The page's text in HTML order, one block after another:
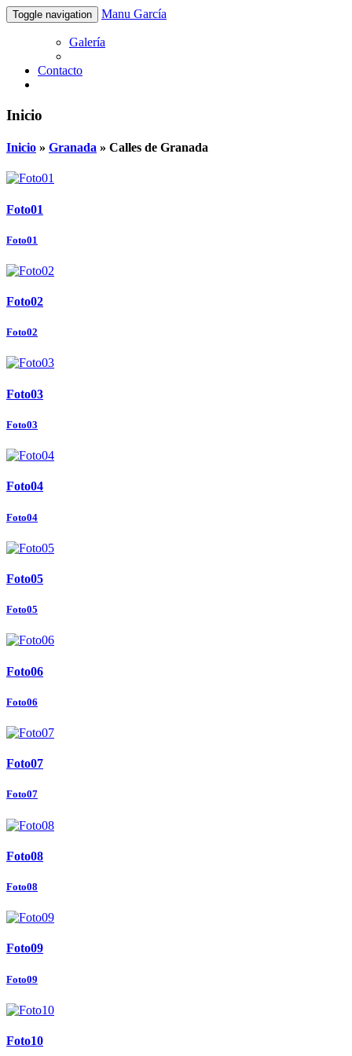
Toggle navigation Manu García
Galería
Contacto
Inicio
Inicio » Granada » Calles de Granada
Foto01
Foto01
Foto02
Foto02
Foto03
Foto03
Foto04
Foto04
Foto05
Foto05
Foto06
Foto06
Foto07
Foto07
Foto08
Foto08
Foto09
Foto09
Foto10